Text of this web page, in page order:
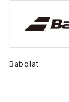
Babolat